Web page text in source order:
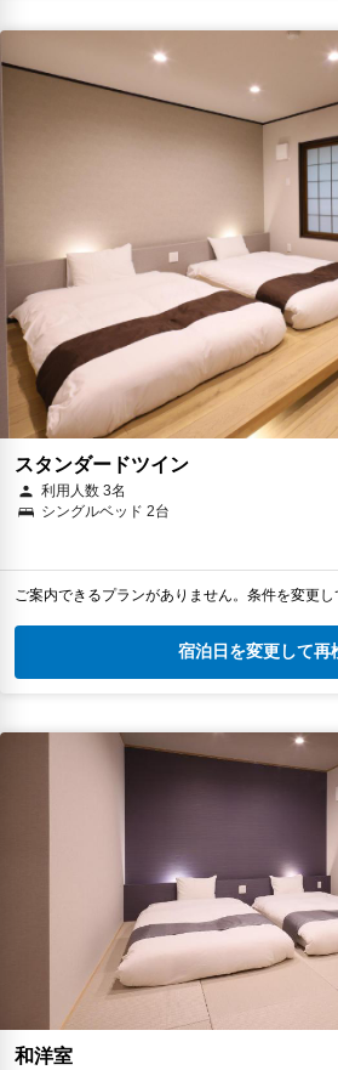
スタンダードツイン
利用人数 3名
シングルベッド 2台
ご案内できるプランがありません。条件を変更し
宿泊日を変更して再
和洋室